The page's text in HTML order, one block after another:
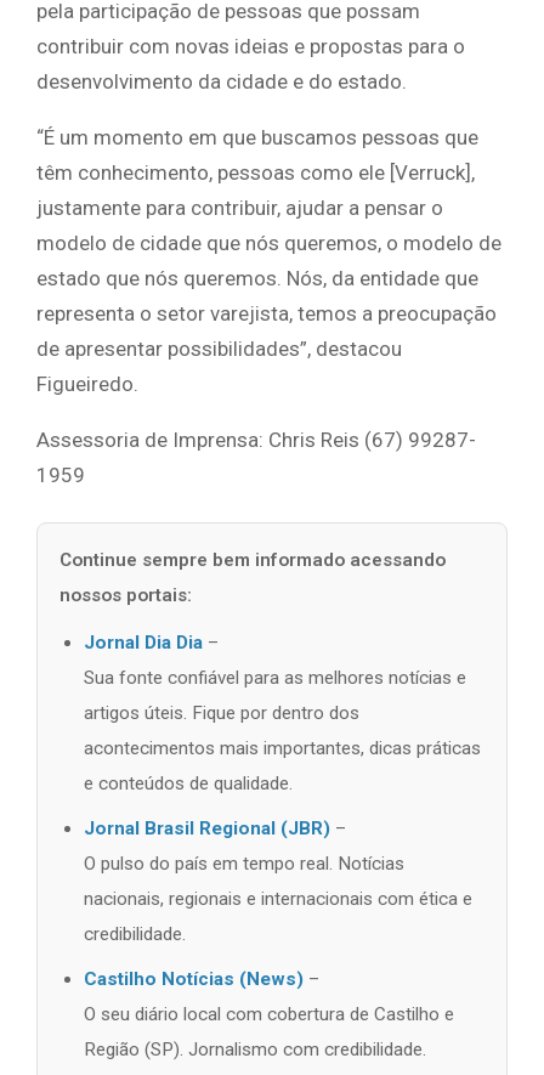
pela participação de pessoas que possam
contribuir com novas ideias e propostas para o
desenvolvimento da cidade e do estado.
“É um momento em que buscamos pessoas que
têm conhecimento, pessoas como ele [Verruck],
justamente para contribuir, ajudar a pensar o
modelo de cidade que nós queremos, o modelo de
estado que nós queremos. Nós, da entidade que
representa o setor varejista, temos a preocupação
de apresentar possibilidades”, destacou
Figueiredo.
Assessoria de Imprensa: Chris Reis (67) 99287-
1959
Continue sempre bem informado acessando
nossos portais:
Jornal Dia Dia –
Sua fonte confiável para as melhores notícias e
artigos úteis. Fique por dentro dos
acontecimentos mais importantes, dicas práticas
e conteúdos de qualidade.
Jornal Brasil Regional (JBR) –
O pulso do país em tempo real. Notícias
nacionais, regionais e internacionais com ética e
credibilidade.
Castilho Notícias (News) –
O seu diário local com cobertura de Castilho e
Região (SP). Jornalismo com credibilidade.